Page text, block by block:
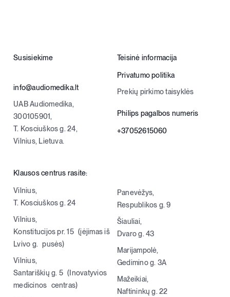
Susisiekime
info@audiomedika.lt
UAB Audiomedika,
300105901,
T. Kosciuškos g. 24,
Vilnius, Lietuva.
Teisinė informacija
Privatumo politika
Prekių pirkimo taisyklės
Philips pagalbos numeris
+37052615060
Klausos centrus rasite:
Vilnius,
T. Kosciuškos g. 24
Vilnius,
Konstitucijos pr. 15 (įėjimas iš
Lvivo g. pusės)
Vilnius,
Santariškių g. 5 (Inovatyvios
medicinos centras)
Panevėžys,
Respublikos g. 9
Šiauliai,
Dvaro g. 43
Marijampolė,
Gedimino g. 3A
Mažeikiai,
Naftininkų g. 22